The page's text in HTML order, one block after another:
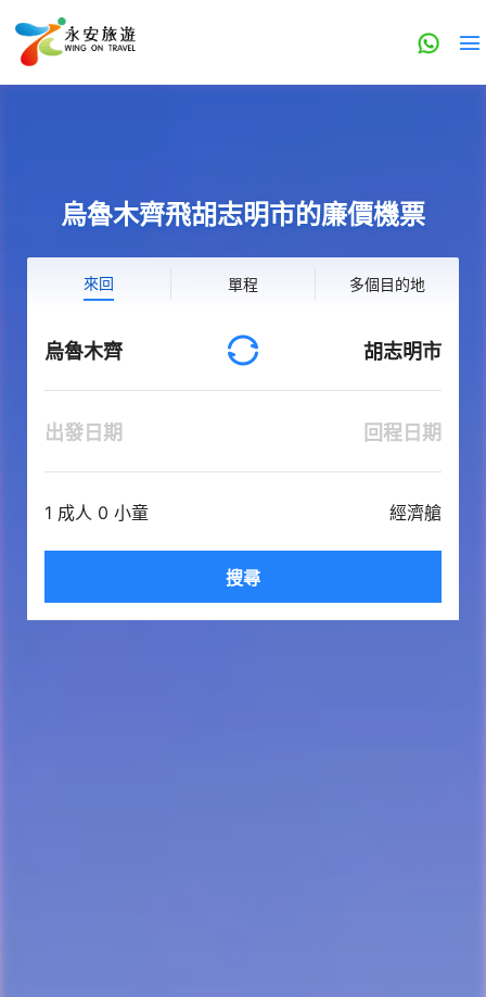
烏魯木齊飛胡志明市的廉價機票
來回 單程 多個目的地
烏魯木齊 胡志明市
出發日期 回程日期
1 成人 0 小童 經濟艙
搜尋